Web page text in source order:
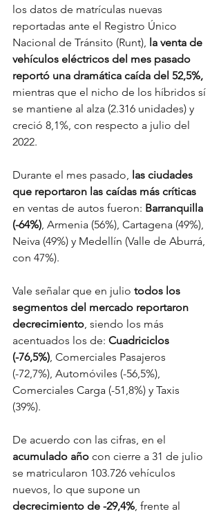
los datos de matrículas nuevas
reportadas ante el Registro Único
Nacional de Tránsito (Runt), la venta de
vehículos eléctricos del mes pasado
reportó una dramática caída del 52,5%,
mientras que el nicho de los híbridos sí
se mantiene al alza (2.316 unidades) y
creció 8,1%, con respecto a julio del
2022.
Durante el mes pasado, las ciudades
que reportaron las caídas más críticas
en ventas de autos fueron: Barranquilla
(-64%) , Armenia (56%), Cartagena (49%),
Neiva (49%) y Medellín (Valle de Aburrá,
con 47%).
Vale señalar que en julio todos los
segmentos del mercado reportaron
decrecimiento , siendo los más
acentuados los de: Cuadriciclos
(-76,5%) , Comerciales Pasajeros
(-72,7%), Automóviles (-56,5%),
Comerciales Carga (-51,8%) y Taxis
(39%).
De acuerdo con las cifras, en el
acumulado año con cierre a 31 de julio
se matricularon 103.726 vehículos
nuevos, lo que supone un
decrecimiento de -29,4% , frente al